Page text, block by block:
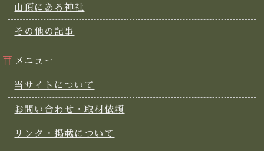
山頂にある神社
その他の記事
メニュー
当サイトについて
お問い合わせ・取材依頼
リンク・掲載について